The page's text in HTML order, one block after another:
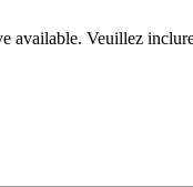
available. Veuillez